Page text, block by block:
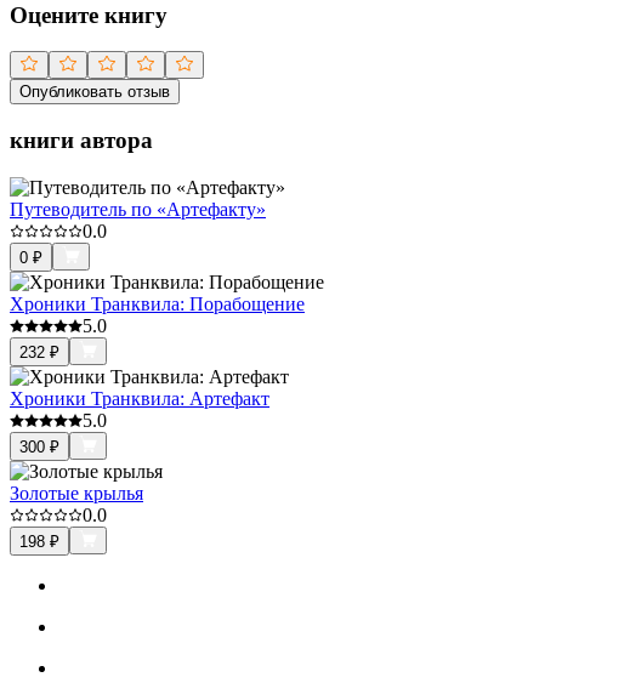
Оцените книгу
Опубликовать отзыв
книги автора
Путеводитель по «Артефакту»
0.0
0 ₽
Хроники Транквила: Порабощение
5.0
232 ₽
Хроники Транквила: Артефакт
5.0
300 ₽
Золотые крылья
0.0
198 ₽